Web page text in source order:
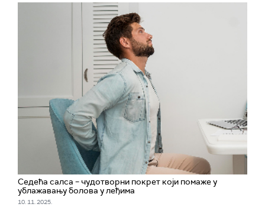
Седећa салса – чудотворни покрет који помаже у
ублажавању болова у леђима
10. 11. 2025.